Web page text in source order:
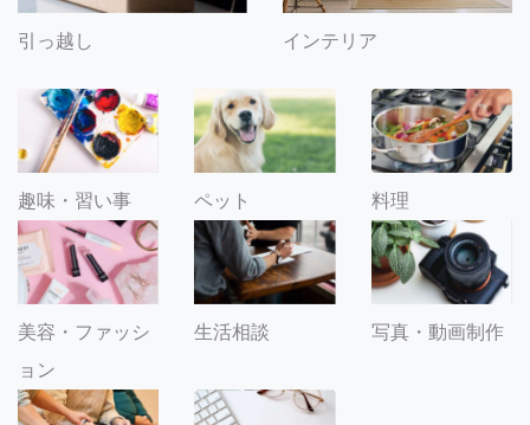
引っ越し インテリア
趣味・習い事 ペット 料理
美容・ファッシ
ョン
生活相談 写真・動画制作